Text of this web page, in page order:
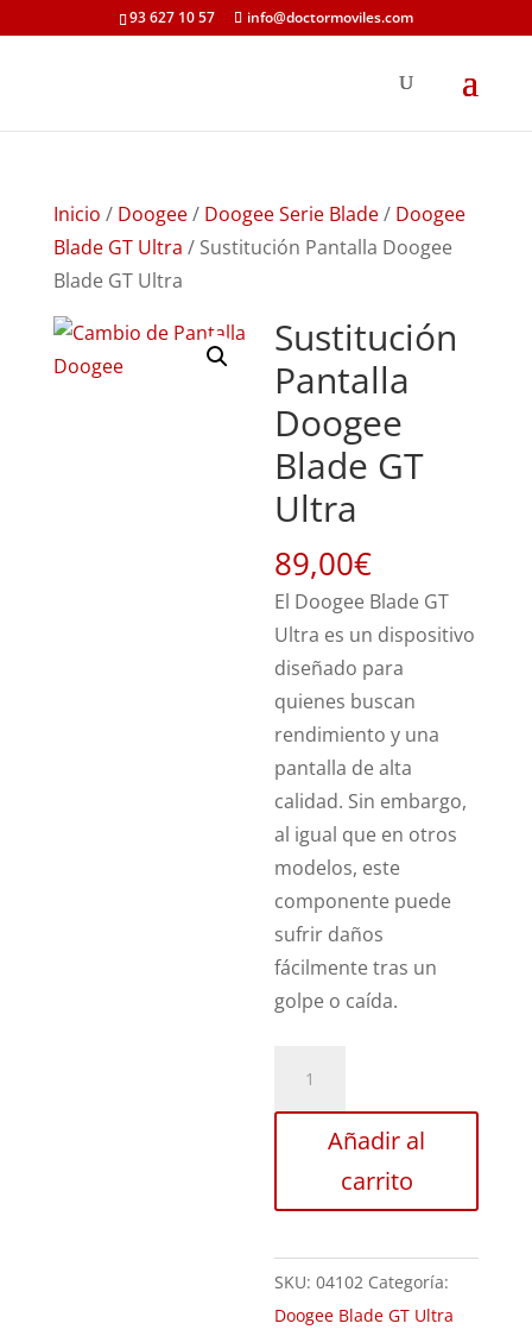
93 627 10 57 info@doctormoviles.com
Inicio / Doogee/ Doogee Serie Blade/ Doogee
Blade GT Ultra / Sustitución Pantalla Doogee
Blade GT Ultra
Sustitución
Pantalla
Doogee
Blade GT
Ultra
89,00€
El Doogee Blade GT
Ultra es un dispositivo
diseñado para
quienes buscan
rendimiento y una
pantalla de alta
calidad. Sin embargo,
al igual que en otros
modelos, este
componente puede
sufrir daños
fácilmente tras un
golpe o caída.
Doogee
cantidad
Añadir al
carrito
SKU:04102 Categoría:
Doogee Blade GT Ultra